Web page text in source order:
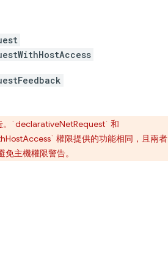
。`declarativeNetRequest` 和
權限提供的功能相同，且兩者
主機權限警告。